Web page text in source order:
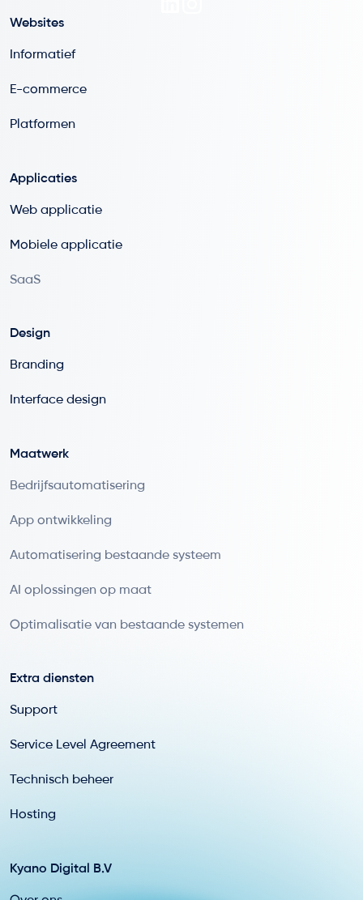
Websites
Informatief
E-commerce
Platformen
Applicaties
Web applicatie
Mobiele applicatie
SaaS
Design
Branding
Interface design
Maatwerk
Bedrijfsautomatisering
App ontwikkeling
Automatisering bestaande systeem
AI oplossingen op maat
Optimalisatie van bestaande systemen
Extra diensten
Support
Service Level Agreement
Technisch beheer
Hosting
Kyano Digital B.V